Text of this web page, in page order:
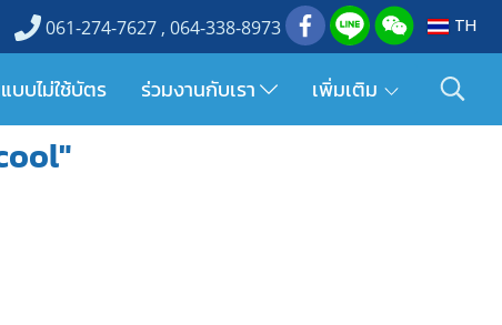
061-274-7627 , 064-338-8973 TH
บบไม่ใช้บัตร ร่วมงานกับเรา เพิ่มเติม